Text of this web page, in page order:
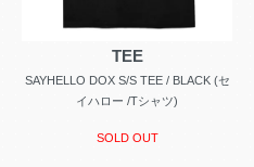
TEE
SAYHELLO DOX S/S TEE / BLACK (セ
イハロー /Tシャツ)
SOLD OUT